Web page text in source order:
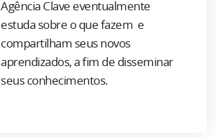
Agência Clave eventualmente
estuda sobre o que fazem e
compartilham seus novos
aprendizados, a fim de disseminar
seus conhecimentos.